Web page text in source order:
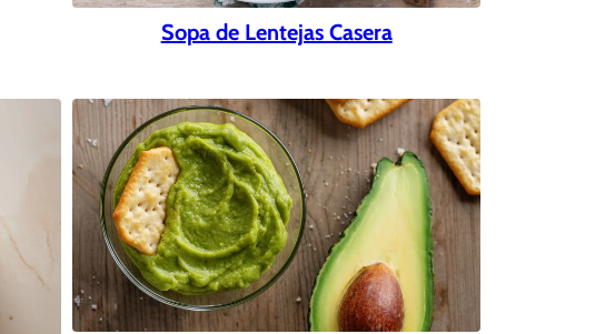
Sopa de Lentejas Casera